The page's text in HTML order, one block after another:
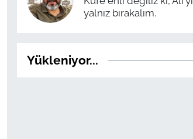
yalnız bırakalım.
Yükleniyor...